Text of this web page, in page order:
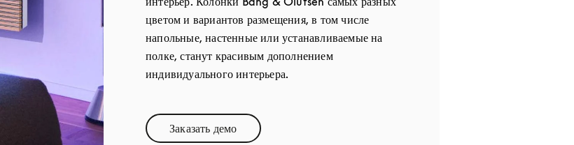
цветом и вариантов размещения, в том числе
напольные, настенные или устанавливаемые на
полке, станут красивым дополнением
индивидуального интерьера.
Заказать демоLink Opens in New Tab